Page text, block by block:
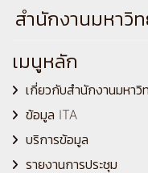
สำนักงานมหาวิ
เมนูหลัก
เกี่ยวกับสำนักงานมหาวิ
ข้อมูล ITA
บริการข้อมูล
รายงานการประชุม